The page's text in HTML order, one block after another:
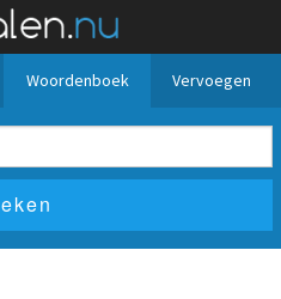
Woordenboek Vervoegen